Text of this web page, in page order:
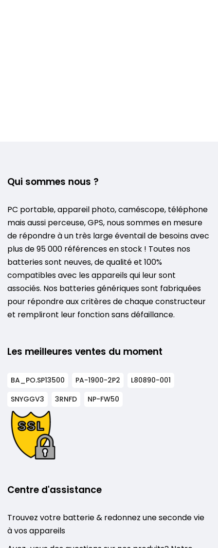
Qui sommes nous ?
PC portable, appareil photo, caméscope, téléphone
mais aussi perceuse, GPS, nous sommes en mesure
de répondre à un très large éventail de besoins avec
plus de 95 000 références en stock ! Toutes nos
batteries sont neuves, de qualité et 100%
compatibles avec les appareils qui leur sont
associés. Nos batteries génériques sont fabriquées
pour répondre aux critères de chaque constructeur
et rempliront leur fonction sans défaillance.
Les meilleures ventes du moment
BA_PO.SP13500 PA-1900-2P2
L80890-001
SNYGGV3
3RNFD NP-FW50
Centre d'assistance
Trouvez votre batterie & redonnez une seconde vie
à vos appareils